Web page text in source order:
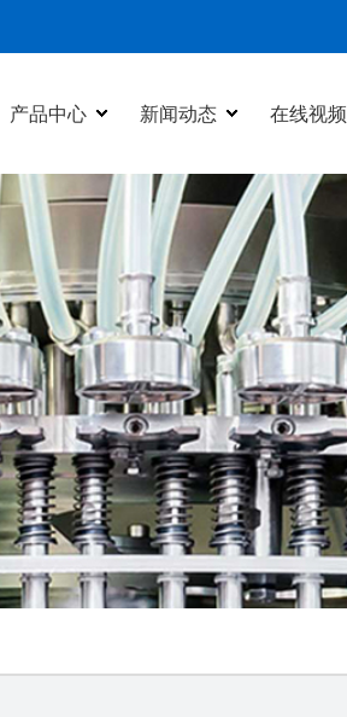
产品中心 新闻动态 在线视频